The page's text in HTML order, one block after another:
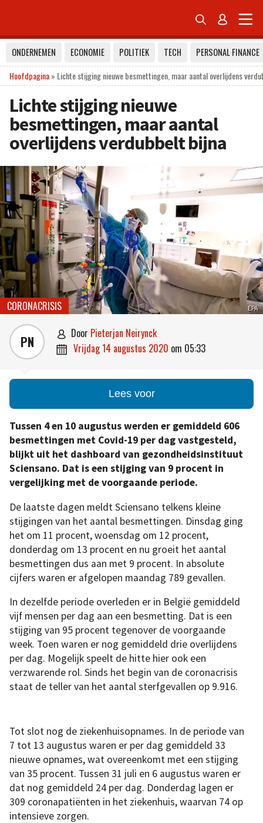
 
ONDERNEMEN ECONOMIE POLITIEK TECH
PERSONAL FINANCE
Hoofdpagina» Lichte stijging nieuwe besmettingen, maar aantal overlijdens
Lichte stijging nieuwe
besmettingen, maar aantal
overlijdens verdubbelt bijna
EPA
CORONACRISIS
PN  door Pieterjan Neirynck
 vrijdag 14 augustus 2020 om 05:33
Lees voor
Tussen 4 en 10 augustus werden er gemiddeld 606
besmettingen met Covid-19 per dag vastgesteld,
blijkt uit het dashboard van gezondheidsinstituut
Sciensano. Dat is een stijging van 9 procent in
vergelijking met de voorgaande periode.
De laatste dagen meldt Sciensano telkens kleine
stijgingen van het aantal besmettingen. Dinsdag ging
het om 11 procent, woensdag om 12 procent,
donderdag om 13 procent en nu groeit het aantal
besmettingen dus aan met 9 procent. In absolute
cijfers waren er afgelopen maandag 789 gevallen.
In dezelfde periode overleden er in België gemiddeld
vijf mensen per dag aan een besmetting. Dat is een
stijging van 95 procent tegenover de voorgaande
week. Toen waren er nog gemiddeld drie overlijdens
per dag. Mogelijk speelt de hitte hier ook een
verzwarende rol. Sinds het begin van de coronacrisis
staat de teller van het aantal sterfgevallen op 9.916.
Tot slot nog de ziekenhuisopnames. In de periode van
7 tot 13 augustus waren er per dag gemiddeld 33
nieuwe opnames, wat overeenkomt met een stijging
van 35 procent. Tussen 31 juli en 6 augustus waren er
dat nog gemiddeld 24 per dag. Donderdag lagen er
309 coronapatiënten in het ziekenhuis, waarvan 74 op
intensieve zorgen.